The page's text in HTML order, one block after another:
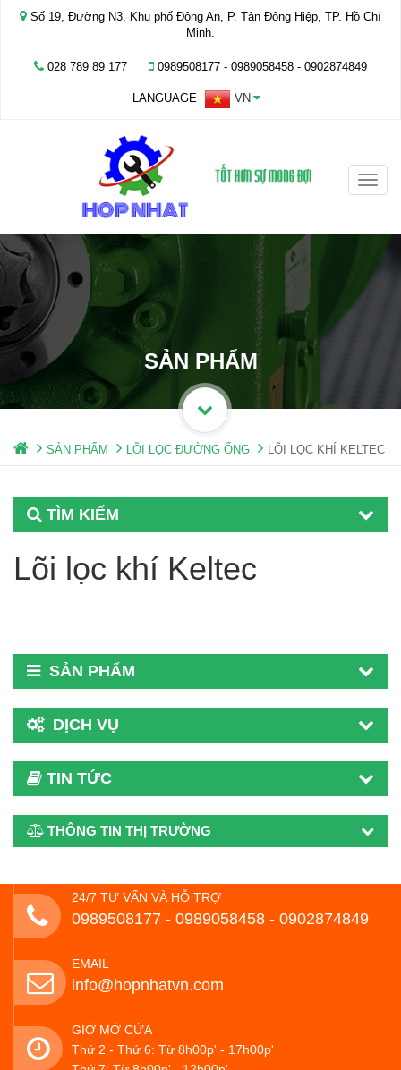
Số 19, Đường N3, Khu phố Đông An, P. Tân Đông Hiệp, TP. Hồ Chí
Minh.
028 789 89 177 0989508177 - ‭0989058458‬ - 0902874849
LANGUAGE VN
Toggle
SẢN PHẨM
SẢN PHẨM LÕI LỌC ĐƯỜNG ỐNG LÕI LỌC KHÍ KELTEC
TÌM KIẾM
Lõi lọc khí Keltec
SẢN PHẨM
DỊCH VỤ
TIN TỨC
THÔNG TIN THỊ TRƯỜNG
24/7 TƯ VẤN VÀ HỖ TRỢ
0989508177 - ‭0989058458‬ - 0902874849
EMAIL
info@hopnhatvn.com
GIỜ MỞ CỬA
Thứ 2 - Thứ 6: Từ 8h00p' - 17h00p'